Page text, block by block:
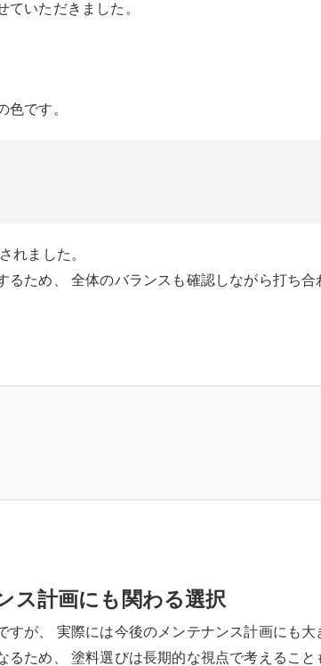
いただきました。
です。
れました。
ため、 全体のバランスも確認しながら打ち合
ス計画にも関わる選択
が、 実際には今後のメンテナンス計画にも大
ため、 塗料選びは長期的な視点で考えること